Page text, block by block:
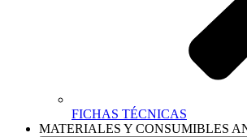
FICHAS TÉCNICAS
MATERIALES Y CONSUMIBLES